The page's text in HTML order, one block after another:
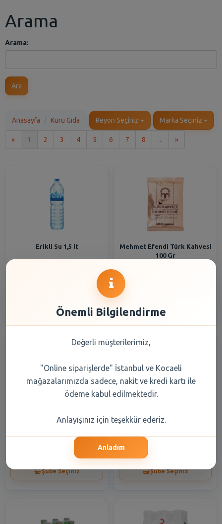
Arama
Arama:
Ara
Anasayfa Kuru Gıda Reyon Seçiniz Marka Seçiniz
« 1 2 3 4 5 6 7 8 ... »Son
Erikli Su 1,5 lt
Mehmet Efendi Türk Kahvesi
100 Gr
gr
Şube Seçiniz Şube Seçiniz
Önemli Bilgilendirme
Değerli müşterilerimiz,
"Online siparişlerde" İstanbul ve Kocaeli
mağazalarımızda sadece, nakit ve kredi kartı ile
ödeme kabul edilmektedir.
Anlayışınız için teşekkür ederiz.
Anladım